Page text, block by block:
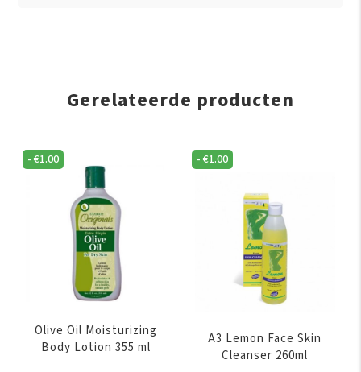
Gerelateerde producten
-€1.00
Olive Oil Moisturizing
Body Lotion 355 ml
-€1.00
A3 Lemon Face Skin
Cleanser 260ml